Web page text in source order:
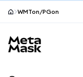
WMTon/PGon